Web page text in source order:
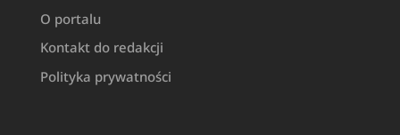
O portalu
Kontakt do redakcji
Polityka prywatności